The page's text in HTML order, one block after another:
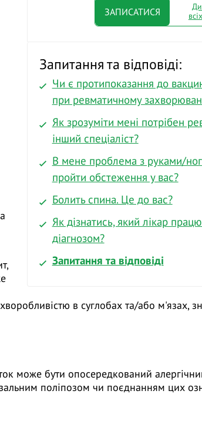
ЗАПИСАТИСЯ
Запитання та відповіді:
Чи є протипоказання до
при ревматичному
Як зрозуміти мені потрібен
інший спеціаліст?
В мене проблема з руками/
пройти обстеження у вас?
Болить спина. Це до вас?
Як дізнатись, який лікар
діагнозом?
Запитання та відповіді
в суглобах та/або м'язах,
може бути опосередкований
поліпозом чи поєднанням цих